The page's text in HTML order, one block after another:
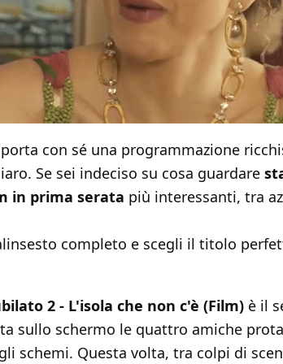
porta con sé una programmazione
Se sei indeciso su cosa guardare
in prima serata più interessanti, tra
completo e scegli il titolo
2 - L'isola che non c'è (Film) è il
sullo schermo le quattro amiche
schemi. Questa volta, tra colpi di